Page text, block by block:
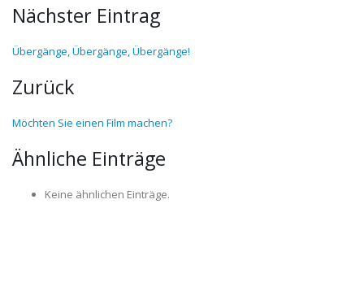
Nächster Eintrag
Übergänge, Übergänge, Übergänge!
Zurück
Möchten Sie einen Film machen?
Ähnliche Einträge
Keine ähnlichen Einträge.